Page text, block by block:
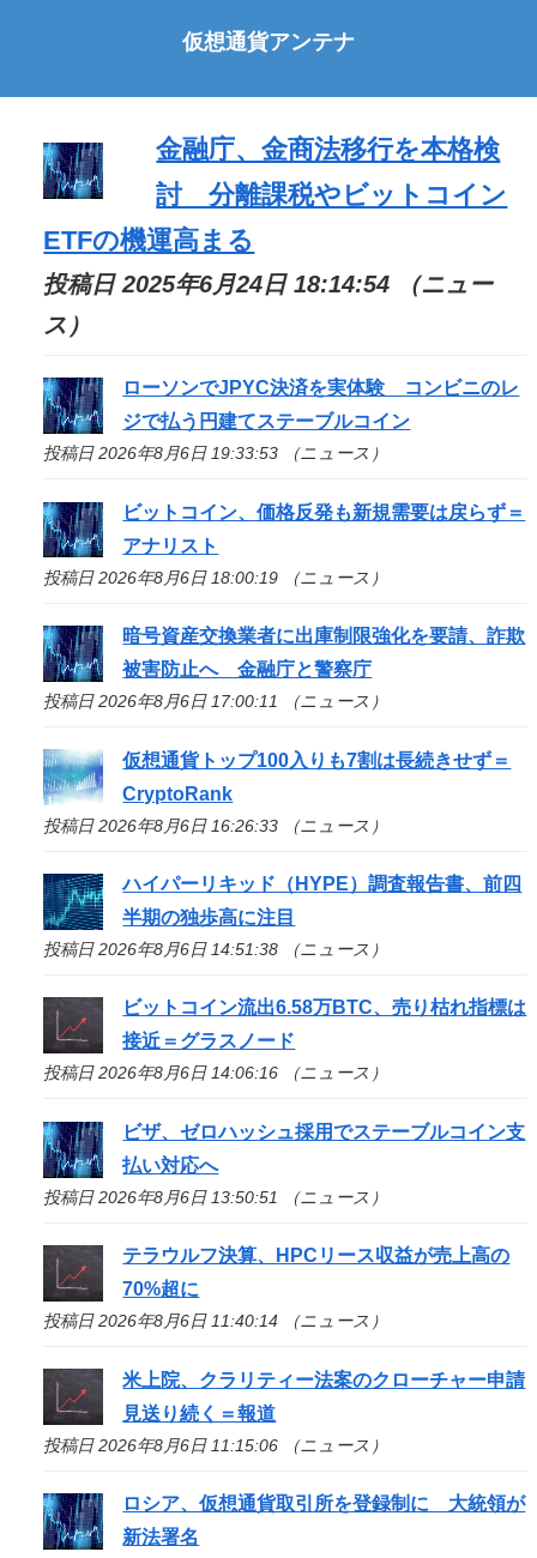
仮想通貨アンテナ
金融庁、金商法移行を本格検
討 分離課税やビットコイン
ETFの機運高まる
投稿日 2025年6月24日 18:14:54 （ニュー
ス）
ローソンでJPYC決済を実体験 コンビニのレ
ジで払う円建てステーブルコイン
投稿日 2026年8月6日 19:33:53 （ニュース）
ビットコイン、価格反発も新規需要は戻らず＝
アナリスト
投稿日 2026年8月6日 18:00:19 （ニュース）
暗号資産交換業者に出庫制限強化を要請、詐欺
被害防止へ 金融庁と警察庁
投稿日 2026年8月6日 17:00:11 （ニュース）
仮想通貨トップ100入りも7割は長続きせず＝
CryptoRank
投稿日 2026年8月6日 16:26:33 （ニュース）
ハイパーリキッド（HYPE）調査報告書、前四
半期の独歩高に注目
投稿日 2026年8月6日 14:51:38 （ニュース）
ビットコイン流出6.58万BTC、売り枯れ指標は
接近＝グラスノード
投稿日 2026年8月6日 14:06:16 （ニュース）
ビザ、ゼロハッシュ採用でステーブルコイン支
払い対応へ
投稿日 2026年8月6日 13:50:51 （ニュース）
テラウルフ決算、HPCリース収益が売上高の
70%超に
投稿日 2026年8月6日 11:40:14 （ニュース）
米上院、クラリティー法案のクローチャー申請
見送り続く＝報道
投稿日 2026年8月6日 11:15:06 （ニュース）
ロシア、仮想通貨取引所を登録制に 大統領が
新法署名